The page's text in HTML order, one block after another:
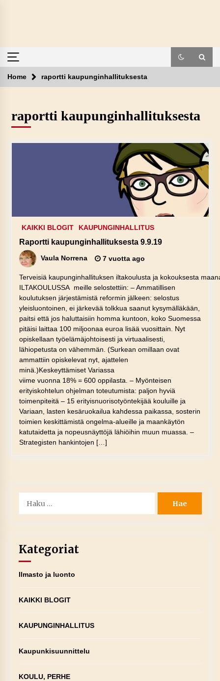
Home raportti kaupunginhallituksesta
raportti kaupunginhallituksesta
KAIKKI BLOGIT KAUPUNGINHALLITUS
Raportti kaupunginhallituksesta 9.9.19
Vaula Norrena 7 vuotta ago
Terveisiä kaupunginhallituksen iltakoulusta ja kokouksesta
ILTAKOULUSSA meille selostettiin: – Ammatillisen
koulutuksen järjestämistä reformin jälkeen: selostus
yleisluontoinen, ei järkevää tolkkua saanut kysymälläkään,
paitsi että jos haluttaisiin homma kuntoon, koko Suomessa
pitäisi laittaa 100 miljoonaa euroa lisää vuosittain. Nyt
opiskellaan työelämäjohtoisesti ja virtuaalisesti,
lähiopetusta on vähemmän. (Surkean omillaan ovat
ammattiin opiskelevat nyt, ajattelen
minä.)Keskeyttämiset Variassa
viime vuonna 18% = 600 oppilasta. – Myönteisen
erityiskohtelun ohjelman toteutumista: paljon hyviä
toimenpiteitä – 15 erityisnuorisotyöntekijää kouluille ja
Variaan, lasten kesäruokailua kahdessa paikassa, sosterin
toimien keskittämistä ongelma-alueille ja maankäytön
katutaidetta ja nopeusnäyttöjä lähiöihin muun muassa. –
Strategisten hankintojen […]
Kategoriat
Ilmasto ja luonto
KAIKKI BLOGIT
KAUPUNGINHALLITUS
Kaupunkisuunnittelu
KOULU, PERHE